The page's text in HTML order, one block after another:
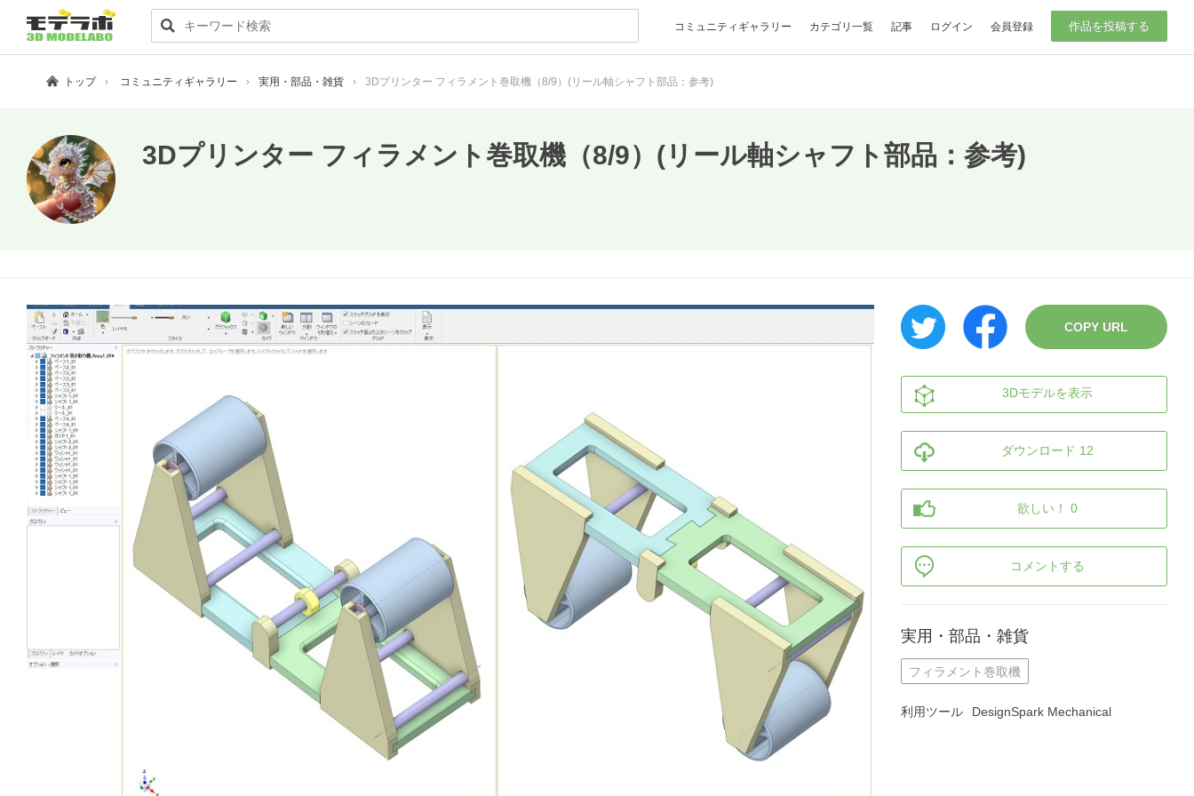
コミュニティギャラリー カテゴリ一覧 記事 ログイン 会員登録 作品を投稿する
トップ コミュニティギャラリー 実用・部品・雑貨 3Dプリンター フィラメント巻取機（8/9）(リール軸シャフト部品：参考)
3Dプリンター フィラメント巻取機（8/9）(リール軸シャフト部品：参考)
COPY URL
3Dモデルを表示
ダウンロード 12
欲しい！ 0
コメントする
実用・部品・雑貨
フィラメント巻取機
利用ツール DesignSpark Mechanical